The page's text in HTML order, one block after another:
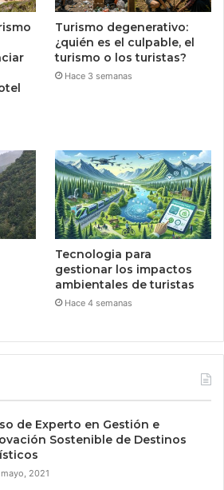
Turismo degenerativo:
¿quién es el culpable, el
turismo o los turistas?
Hace 3 semanas
Tecnologia para
gestionar los impactos
ambientales de turistas
Hace 4 semanas
de Experto en Gestión e
Sostenible de Destinos
2021